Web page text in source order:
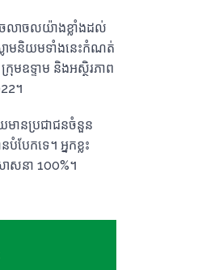
ចលាចលយ៉ាងខ្លាំងដល់
លាម​និយម​ទាំង​នេះ​កំណត់​
មឧទ្ទាម និងអស្ថិរភាព
។
មានប្រជាជនចំនួន
ែកទេ។ អ្នក​ខ្លះ​
ាសនា 100%។